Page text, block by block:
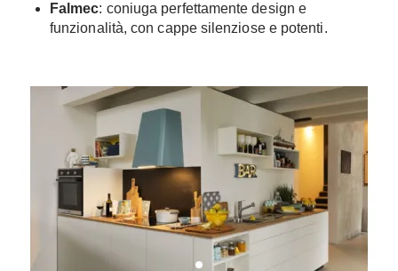
Falmec: coniuga perfettamente design e
funzionalità, con cappe silenziose e potenti.